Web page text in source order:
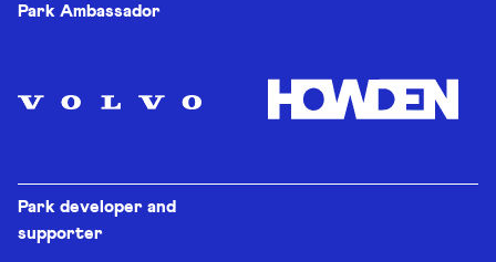
Park Ambassador
Park developer and
supporter